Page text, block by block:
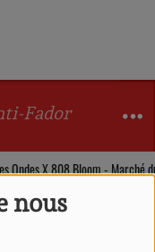
nous
Fador
Ondes X 808 Bloom - Marché